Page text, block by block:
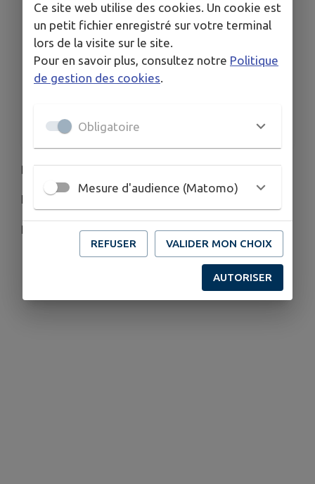
Monnetier-Mornex
DATES
HORAIRES
À 16h00
Bibliothèque
Bibliothèque Municipale
Exposition Peinture de l'été
Du 25 juin au 19 septembre
Ce site web utilise des cookies. Un cookie est
un petit fichier enregistré sur votre terminal
lors de la visite sur le site.
Pour en savoir plus, consultez notre Politique
de gestion des cookies.
Obligatoire
Mesure d'audience (Matomo)
REFUSER VALIDER MON CHOIX
AUTORISER